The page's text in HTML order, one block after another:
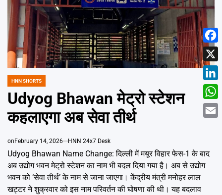
POSTED
HNN SHORTS
Udyog Bhawan मेट्रो स्टेशन
कहलाएगा अब सेवा तीर्थ
onFebruary 14, 2026 HNN 24x7 Desk
Udyog Bhawan Name Change: दिल्ली में मयूर विहार फेस-1 के बाद
अब उद्योग भवन मेट्रो स्टेशन का नाम भी बदल दिया गया है। अब से उद्योग
भवन को ‘सेवा तीर्थ’ के नाम से जाना जाएगा। केंद्रीय मंत्री मनोहर लाल
खट्टर ने शुक्रवार को इस नाम परिवर्तन की घोषणा की थी। यह बदलाव
X